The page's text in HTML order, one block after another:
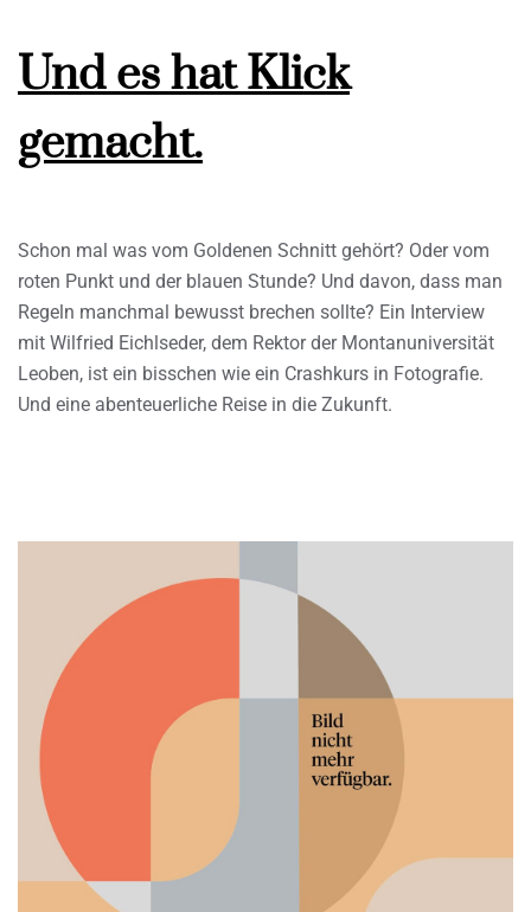
Und es hat Klick
gemacht.
Schon mal was vom Goldenen Schnitt gehört? Oder vom
roten Punkt und der blauen Stunde? Und davon, dass man
Regeln manchmal bewusst brechen sollte? Ein Interview
mit Wilfried Eichlseder, dem Rektor der Montanuniversität
Leoben, ist ein bisschen wie ein Crashkurs in Fotografie.
Und eine abenteuerliche Reise in die Zukunft.